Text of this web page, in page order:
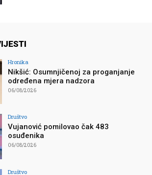
Hronika
Nikšić: Osumnjičenoj za proganjanje
određena mjera nadzora
06/08/2026
Društvo
Vujanović pomilovao čak 483
osuđenika
06/08/2026
Društvo